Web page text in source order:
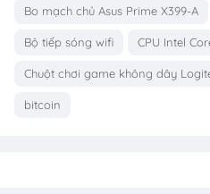
Bo mạch chủ Asus Prime X399-A
Bộ tiếp sóng wifi CPU Intel
Chuột chơi game không dây
bitcoin